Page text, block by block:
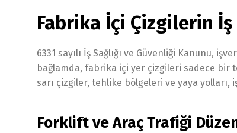
Fabrika İçi Çizgilerin
6331 sayılı İş Sağlığı ve Güvenliği Kanunu,
bağlamda, fabrika içi yer çizgileri sadece bir
sarı çizgiler, tehlike bölgeleri ve yaya
Forklift ve Araç Trafiği